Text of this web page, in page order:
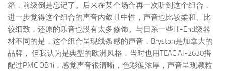
箱，前级倒是忘记了。后来在某个场合再一次听到这个组合，
进一步觉得这个组合的声音内敛且中性，声音也比较柔和、比
较细致，还原的乐音也没有太多修饰。与日系一些Hi-End级器
材不同的是，这个组合呈现线条感的声音，Bryston是加拿大的
品牌， 但我认为是典型的欧洲风格，当时也用TEAC AI-2630搭
配过PMC OB1i，感觉声音很清晰，色彩偏浓厚，声音呈现颗粒